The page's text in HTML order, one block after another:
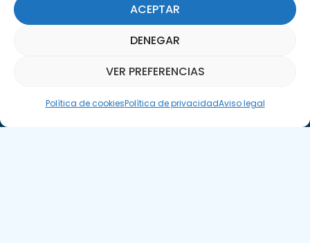
ACEPTAR
DENEGAR
VER PREFERENCIAS
Política de cookiesPolítica de privacidadAviso legal
Suscríbete a nuestra Newsletter